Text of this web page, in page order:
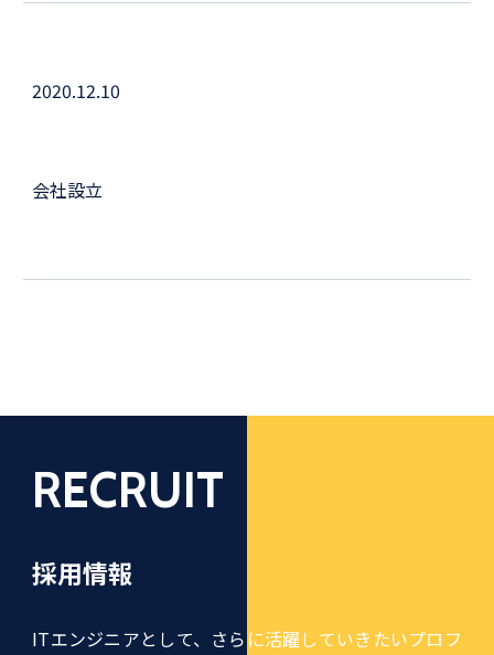
2020.12.10
会社設立
RECRUIT
採用情報
ITエンジニアとして、さらに活躍していきたいプロフ